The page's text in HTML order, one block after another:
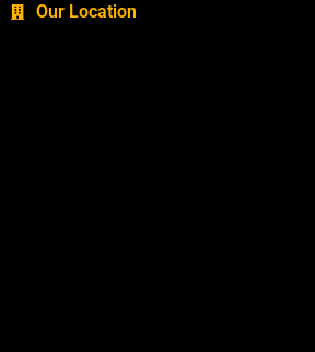
Our Location